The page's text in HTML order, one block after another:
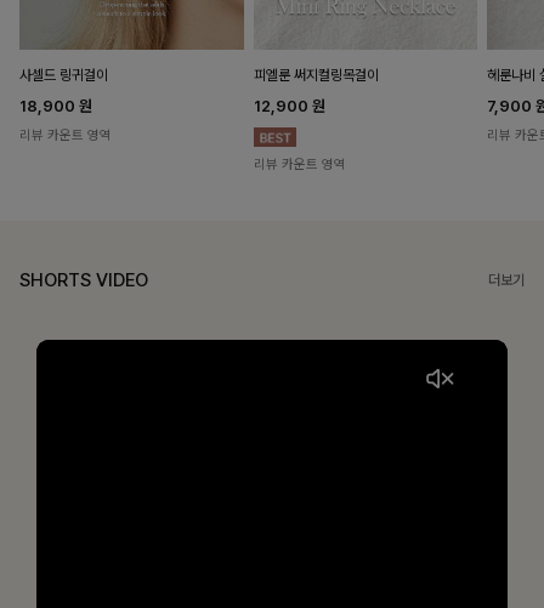
사셀드 링귀걸이
18,900 원
리뷰 카운트 영역
피엘룬 써지컬링목걸이
12,900 원
리뷰 카운트 영역
헤룬나비
7,900
리뷰 카운
SHORTS VIDEO 더보기